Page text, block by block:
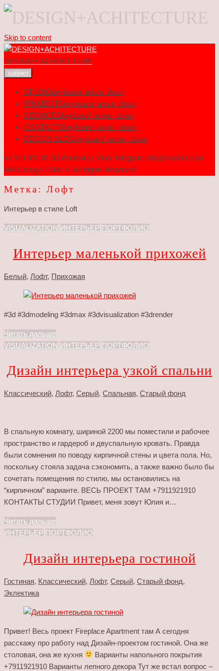
Skip to content
DESIGN + ACHITECTURE
subject
STUDIOkeyboard_arrow_down
PROJECTSkeyboard_arrow_down
SERVICESkeyboard_arrow_down
CONTACTSkeyboard_arrow_down
DESIGN BLOGkeyboard_arrow_down
+7 911 921 91 00 WhatsApp Viber Telegram info@redddin.com
REDDesign 2014г. © All Rights Reserved
Метка: Лофт
Интерьер в стиле Loft
VISUALIZATION ИНТЕРЬЕР ПОРТФОЛИО
Интерьер маленькой прихожей
Белый, Лофт, Прихожая
#3d #3dmodeling #3dmax #3dvisualization #3drender
Читать дальше
VISUALIZATION ИНТЕРЬЕР ПОРТФОЛИО
Дизайн интерьера узкой спальни
Классический, Лофт, Серый, Спальная, Старый фонд
В спальную комнату, шириной 2200 мы поместили и рабочее
пространство и гардероб и двуспальную кровать. Правда
были сомнения по поводу кирпичной стены и цвета пола. Но,
поскольку стояла задача сэкономить, а также важно было бы
сочетать помещения по стилю, мы остановились на
“кирпичном” варианте. ВЕСЬ ПРОЕКТ ТАМ +7911921910
КОНТАКТЫ СТУДИИ Привет, меня зовут Юлия и…
Читать дальше
ИНТЕРЬЕР ПОРТФОЛИО
Дизайн интерьера гостиной
Гостиная, Классический, Лофт, Серый, Старый фонд,
Эклектика
Привет! Весь проект Fireplace Apartment там А сегодня
расскажу про работу над Дизайн-проектом гостиной. Она же
столовая, она же кухня
Варианты напольного покрытия
+7911921910 Варианты лепного декора Тут же встал вопрос –